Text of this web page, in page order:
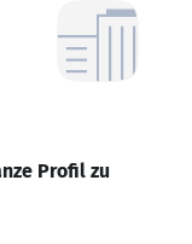
Profil zu